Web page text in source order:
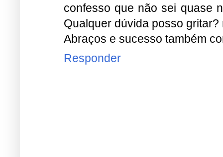
confesso que não sei quase
Qualquer dúvida posso gritar?
Abraços e sucesso também
Responder